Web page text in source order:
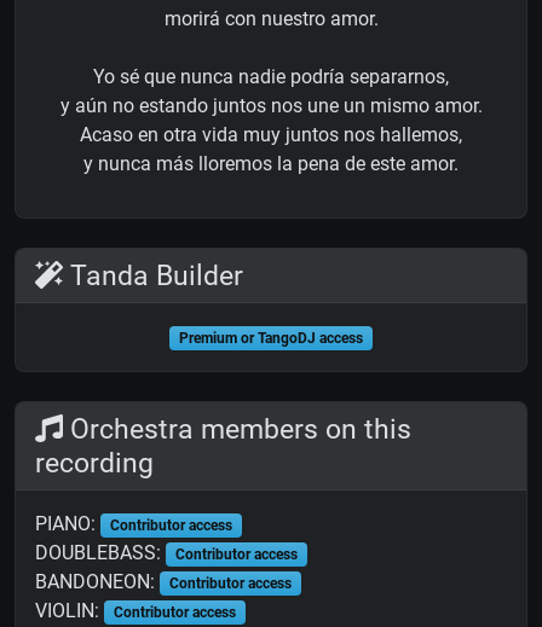
morirá con nuestro amor.
Yo sé que nunca nadie podría separarnos,
y aún no estando juntos nos une un mismo amor.
Acaso en otra vida muy juntos nos hallemos,
y nunca más lloremos la pena de este amor.
Tanda Builder
Premium or TangoDJ access
Orchestra members on this
recording
PIANO: Contributor access
DOUBLEBASS: Contributor access
BANDONEON: Contributor access
VIOLIN: Contributor access